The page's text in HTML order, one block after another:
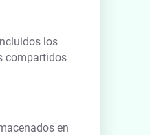
los
compartidos
en